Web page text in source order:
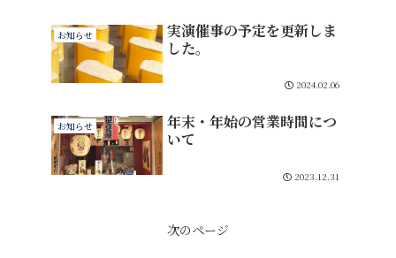
お知らせ
実演催事の予定を更新しま
した。
2024.02.06
お知らせ
年末・年始の営業時間につ
いて
2023.12.31
次のページ